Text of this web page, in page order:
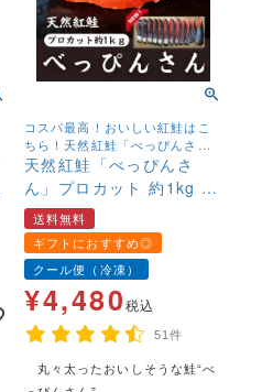
コスパ最高！おいしい紅鮭はこ
ちら！天然紅鮭「べっぴんさ
ん」
天然紅鮭「べっぴんさ
ん」プロカット 約1kg 送
料無料 ロシア産 塩鮭 新
巻鮭 鮭好き 鮭の贈り
物
送料無料
ギフトにおすすめ◎
クール便（冷凍）
¥4,480税込
51件
丸々太ったおいしそうな鮭“べ